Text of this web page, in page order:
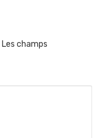
Les champs